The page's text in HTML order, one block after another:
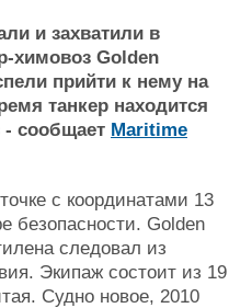
площадка
объявлений
флота
и захватили в
химовоз Golden
прийти к нему на
танкер находится
- сообщает Maritime
с координатами 13
безопасности. Golden
следовал из
Экипаж состоит из 19
Судно новое, 2010